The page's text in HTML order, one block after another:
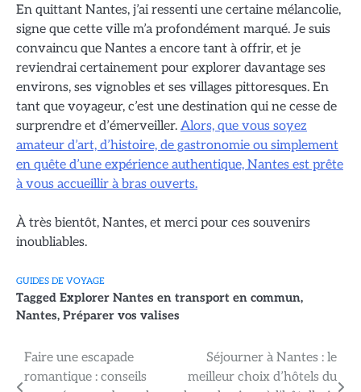
En quittant Nantes, j’ai ressenti une certaine mélancolie,
signe que cette ville m’a profondément marqué. Je suis
convaincu que Nantes a encore tant à offrir, et je
reviendrai certainement pour explorer davantage ses
environs, ses vignobles et ses villages pittoresques. En
tant que voyageur, c’est une destination qui ne cesse de
surprendre et d’émerveiller. Alors, que vous soyez
amateur d’art, d’histoire, de gastronomie ou simplement
en quête d’une expérience authentique, Nantes est prête
à vous accueillir à bras ouverts.
À très bientôt, Nantes, et merci pour ces souvenirs
inoubliables.
GUIDES DE VOYAGE
Tagged Explorer Nantes en transport en commun,
Nantes, Préparer vos valises
Navigation
Faire une escapade
romantique : conseils
Séjourner à Nantes : le
meilleur choix d’hôtels du